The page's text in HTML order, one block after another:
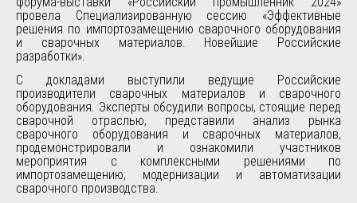
провела Специализированную сессию «Эффективные
решения по импортозамещению сварочного оборудования
и сварочных материалов. Новейшие Российские
разработки».
С докладами выступили ведущие Российские
производители сварочных материалов и сварочного
оборудования. Эксперты обсудили вопросы, стоящие перед
сварочной отраслью, представили анализ рынка
сварочного оборудования и сварочных материалов,
продемонстрировали и ознакомили участников
мероприятия с комплексными решениями по
импортозамещению, модернизации и автоматизации
сварочного производства.